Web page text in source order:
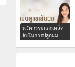
นวัตกรรมและเคล็ด
ลับในการปลูกผม